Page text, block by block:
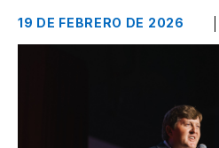
19 DE FEBRERO DE 2026